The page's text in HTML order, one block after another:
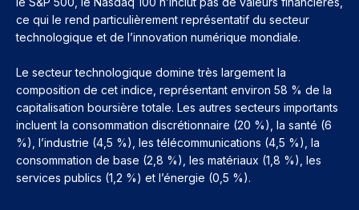
ce qui le rend particulièrement représentatif du secteur
technologique et de l’innovation numérique mondiale.
Le secteur technologique domine très largement la
composition de cet indice, représentant environ 58 % de la
capitalisation boursière totale. Les autres secteurs importants
incluent la consommation discrétionnaire (20 %), la santé (6
%), l’industrie (4,5 %), les télécommunications (4,5 %), la
consommation de base (2,8 %), les matériaux (1,8 %), les
services publics (1,2 %) et l’énergie (0,5 %).